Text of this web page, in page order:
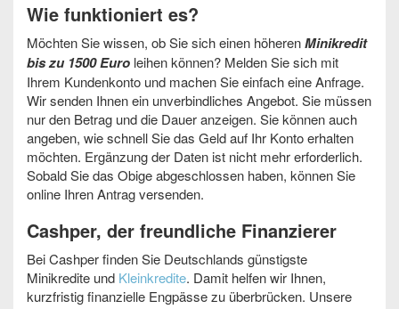
Wie funktioniert es?
Möchten Sie wissen, ob Sie sich einen höherenMinikredit
bis zu 1500 Euro leihen können? Melden Sie sich mit
Ihrem Kundenkonto und machen Sie einfach eine Anfrage.
Wir senden Ihnen ein unverbindliches Angebot. Sie müssen
nur den Betrag und die Dauer anzeigen. Sie können auch
angeben, wie schnell Sie das Geld auf Ihr Konto erhalten
möchten. Ergänzung der Daten ist nicht mehr erforderlich.
Sobald Sie das Obige abgeschlossen haben, können Sie
online Ihren Antrag versenden.
Cashper, der freundliche Finanzierer
Bei Cashper finden Sie Deutschlands günstigste
Minikredite und Kleinkredite. Damit helfen wir Ihnen,
kurzfristig finanzielle Engpässe zu überbrücken. Unsere